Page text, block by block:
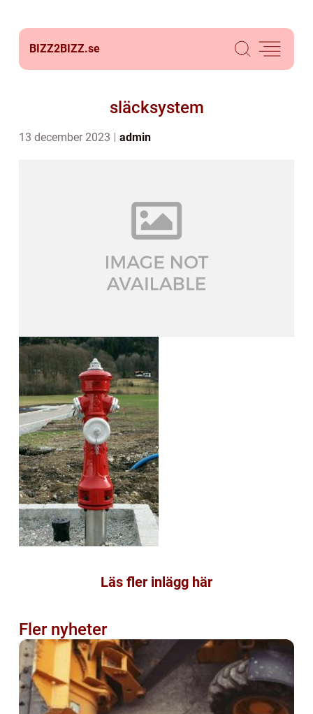
BIZZ2BIZZ.se
släcksystem
13 december 2023 admin
Läs fler inlägg här
Fler nyheter